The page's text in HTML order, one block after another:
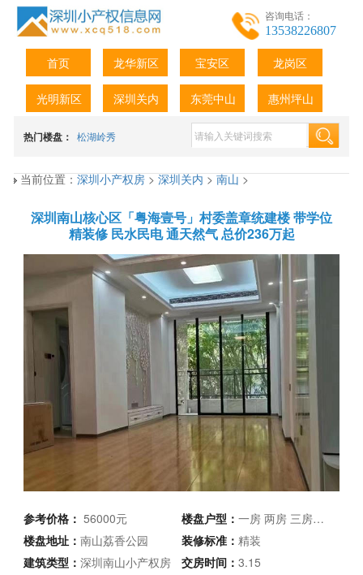
咨询电话：
13538226807
首页 龙华新区 宝安区 龙岗区
光明新区 深圳关内 东莞中山 惠州坪山
热门楼盘： 松湖岭秀
当前位置：深圳小产权房>深圳关内>南山>
深圳南山核心区「粤海壹号」村委盖章统建楼 带学位
精装修 民水民电 通天然气 总价236万起
参考价格：56000元 楼盘户型： 一房 两房 三房…
楼盘地址：南山荔香公园 装修标准： 精装
建筑类型：深圳南山小产权房 交房时间： 3.15